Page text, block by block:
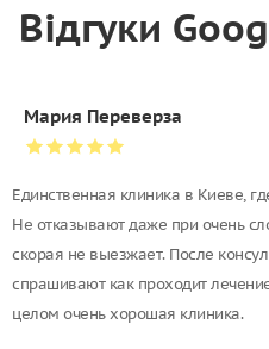
Відгуки
Мария Переверза
Единственная клиника в Киеве,
Не отказывают даже при очень
скорая не выезжает. После
спрашивают как проходит
целом очень хорошая клиника.